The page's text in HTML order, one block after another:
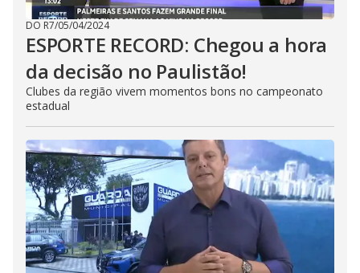
DO R7/05/04/2024
ESPORTE RECORD: Chegou a hora
da decisão no Paulistão!
Clubes da região vivem momentos bons no campeonato
estadual